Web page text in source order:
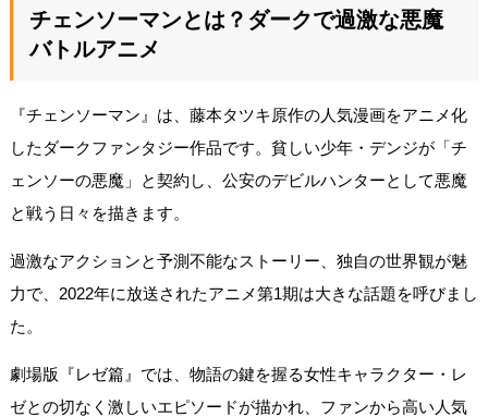
チェンソーマンとは？ダークで過激な悪魔
バトルアニメ
『チェンソーマン』は、藤本タツキ原作の人気漫画をアニメ化
したダークファンタジー作品です。貧しい少年・デンジが「チ
ェンソーの悪魔」と契約し、公安のデビルハンターとして悪魔
と戦う日々を描きます。
過激なアクションと予測不能なストーリー、独自の世界観が魅
力で、2022年に放送されたアニメ第1期は大きな話題を呼びまし
た。
劇場版『レゼ篇』では、物語の鍵を握る女性キャラクター・レ
ゼとの切なく激しいエピソードが描かれ、ファンから高い人気